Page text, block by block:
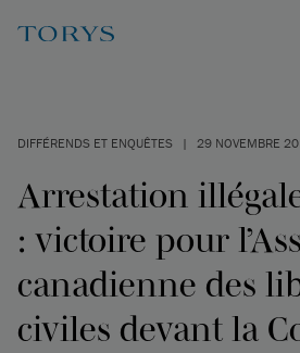
DIFFÉRENDS ET ENQUÊTES | 29 NOVEMBRE
Arrestation
: victoire pour
canadienne des
civiles devant la